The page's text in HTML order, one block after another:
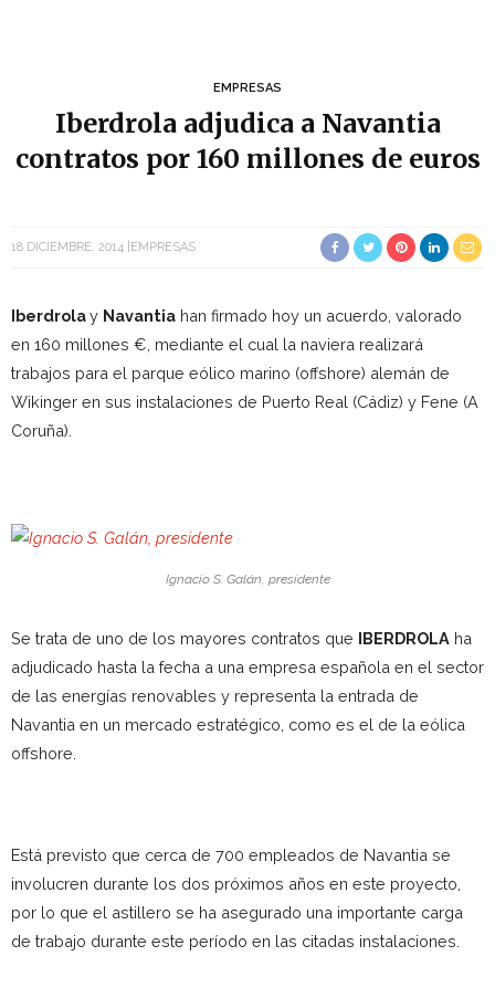
EMPRESAS
Iberdrola adjudica a Navantia
contratos por 160 millones de euros
18 DICIEMBRE, 2014 EMPRESAS
Iberdrolay Navantia han firmado hoy un acuerdo, valorado
en 160 millones €, mediante el cual la naviera realizará
trabajos para el parque eólico marino (offshore) alemán de
Wikinger en sus instalaciones de Puerto Real (Cádiz) y Fene (A
Coruña).
Ignacio S. Galán, presidente
Se trata de uno de los mayores contratos que IBERDROLA ha
adjudicado hasta la fecha a una empresa española en el sector
de las energías renovables y representa la entrada de
Navantia en un mercado estratégico, como es el de la eólica
offshore.
Está previsto que cerca de 700 empleados de Navantia se
involucren durante los dos próximos años en este proyecto,
por lo que el astillero se ha asegurado una importante carga
de trabajo durante este período en las citadas instalaciones.